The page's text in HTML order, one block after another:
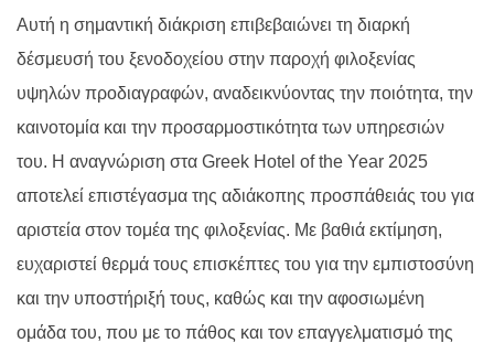
Αυτή η σημαντική διάκριση επιβεβαιώνει τη διαρκή
δέσμευσή του ξενοδοχείου στην παροχή φιλοξενίας
υψηλών προδιαγραφών, αναδεικνύοντας την ποιότητα, την
καινοτομία και την προσαρμοστικότητα των υπηρεσιών
του. Η αναγνώριση στα Greek Hotel of the Year 2025
αποτελεί επιστέγασμα της αδιάκοπης προσπάθειάς του για
αριστεία στον τομέα της φιλοξενίας. Με βαθιά εκτίμηση,
ευχαριστεί θερμά τους επισκέπτες του για την εμπιστοσύνη
και την υποστήριξή τους, καθώς και την αφοσιωμένη
ομάδα του, που με το πάθος και τον επαγγελματισμό της